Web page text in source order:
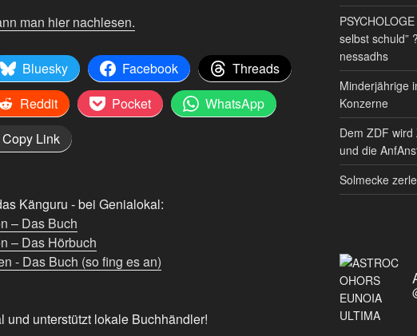
man hier nachlesen.
Bluesky Facebook
Threads
Reddit Pocket
WhatsApp
Copy Link
Känguru - bei Genialokal:
– Das Buch
– Das Hörbuch
- Das Buch (so fing es an)
und unterstützt lokale Buchhändler!
selbst schuld”
nessadhs
Minderjährige
Konzerne
Dem ZDF
und die
Solmecke